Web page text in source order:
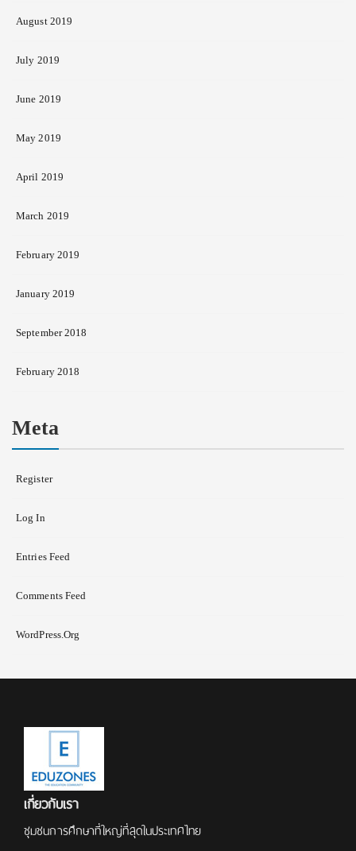
August 2019
July 2019
June 2019
May 2019
April 2019
March 2019
February 2019
January 2019
September 2018
February 2018
Meta
Register
Log In
Entries Feed
Comments Feed
WordPress.org
เกี่ยวกับเรา
ชุมชนการศึกษาที่ใหญ่ที่สุดในประเทศไทย